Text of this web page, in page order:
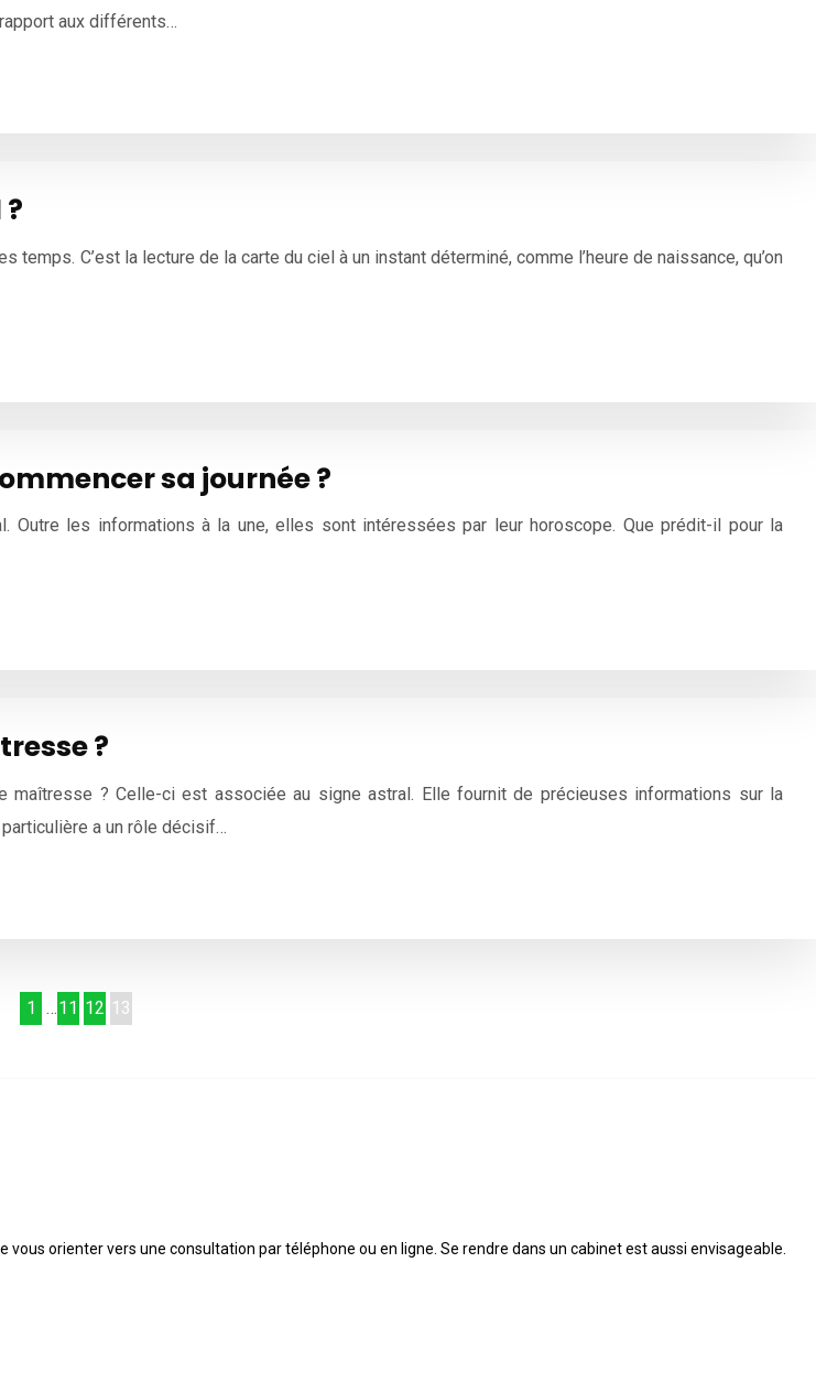
aux différents…
C’est la lecture de la carte du ciel à un instant déterminé, comme l’heure de naissance, qu’on
sa journée ?
Outre les informations à la une, elles sont intéressées par leur horoscope. Que prédit-il pour la
?
maîtresse ? Celle-ci est associée au signe astral. Elle fournit de précieuses informations sur la
particulière a un rôle décisif…
1 …11 12 13
orienter vers une consultation par téléphone ou en ligne. Se rendre dans un cabinet est aussi envisageable.